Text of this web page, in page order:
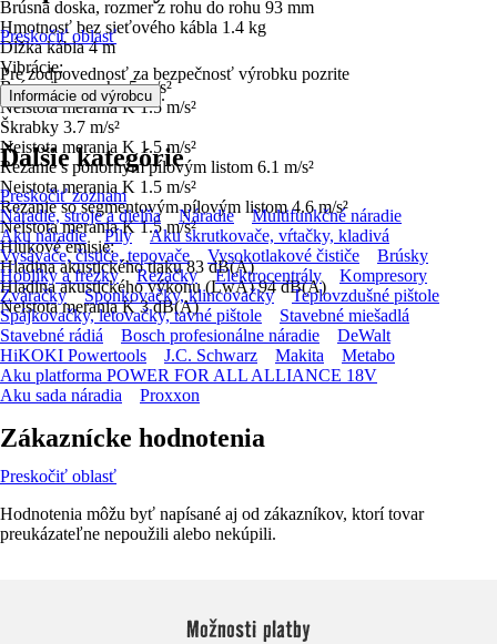
Brúsna doska, rozmer z rohu do rohu 93 mm
Hmotnosť bez sieťového kábla 1.4 kg
Dĺžka kábla 4 m
Vibrácie:
Brúsenie povrchu 5 m/s²
Neistota merania K 1.5 m/s²
Škrabky 3.7 m/s²
Neistota merania K 1.5 m/s²
Rezanie s ponorným pílovým listom 6.1 m/s²
Neistota merania K 1.5 m/s²
Rezanie so segmentovým pílovým listom 4.6 m/s²
Neistota merania K 1.5 m/s²
Hlukové emisie:
Hladina akustického tlaku 83 dB(A)
Hladina akustického výkonu (LwA) 94 dB(A)
Neistota merania K 3 dB(A)
Preskočiť oblasť
Pre zodpovednosť za bezpečnosť výrobku pozrite
Informácie od výrobcu .
Ďalšie kategórie
Preskočiť zoznam
Náradie, stroje a dielňa
Náradie
Multifunkčné náradie
Aku náradie
Píly
Aku skrutkovače, vŕtačky, kladivá
Vysávače, čističe, tepovače
Vysokotlakové čističe
Brúsky
Hoblíky a frézky
Rezačky Elektrocentrály
Kompresory
Zváračky
Sponkovačky, klincovačky
Teplovzdušné pištole
Spájkovačky, letovačky, tavné pištole
Stavebné miešadlá
Stavebné rádiá
Bosch profesionálne náradie
DeWalt
HiKOKI Powertools
J.C. Schwarz Makita
Metabo
Aku platforma POWER FOR ALL ALLIANCE 18V
Aku sada náradia
Proxxon
Zákaznícke hodnotenia
Preskočiť oblasť
Hodnotenia môžu byť napísané aj od zákazníkov, ktorí tovar
preukázateľne nepoužili alebo nekúpili.
Možnosti platby